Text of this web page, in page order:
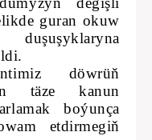
guran okuw
döwrüň
täze kanun
boýunça
etdirmegiň